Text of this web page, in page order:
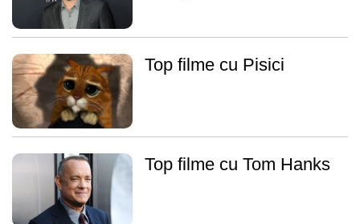
Top filme cu Pisici
Top filme cu Tom Hanks